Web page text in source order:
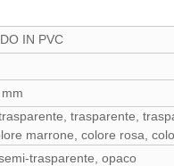
IN PVC
trasparente,
marrone, colore rosa,
trasparente, opaco